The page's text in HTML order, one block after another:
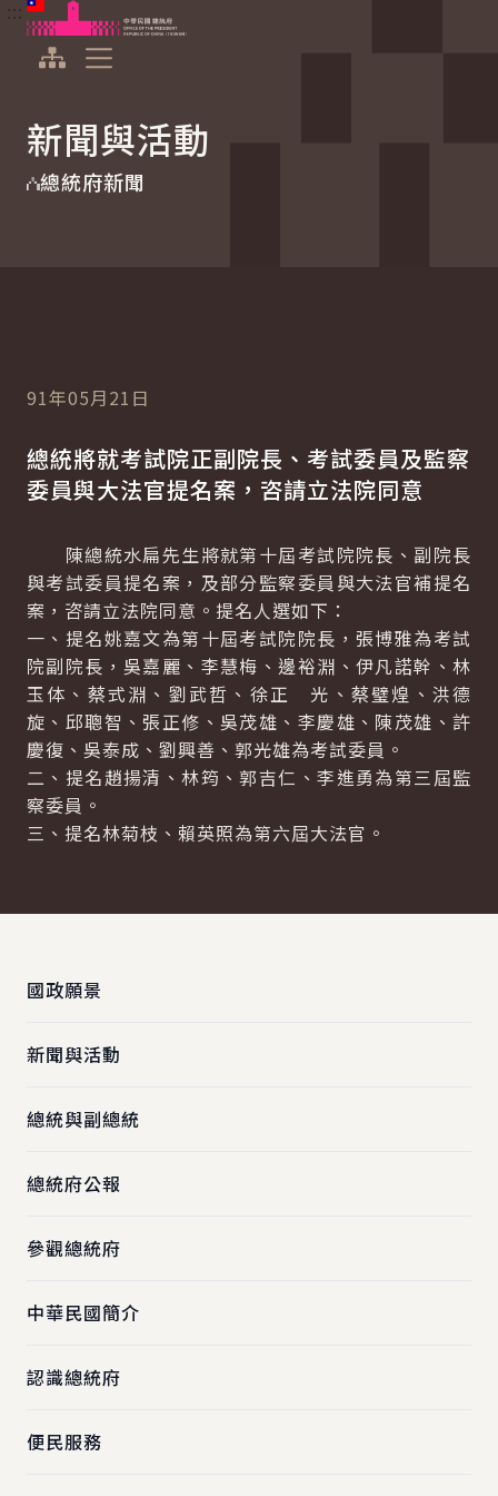
跳到主要內容
中華民國總統府
新聞與活動
總統府新聞
91年05月21日
總統將就考試院正副院長、考試委員及監察
委員與大法官提名案，咨請立法院同意
陳總統水扁先生將就第十屆考試院院長、副院長
與考試委員提名案，及部分監察委員與大法官補提名
案，咨請立法院同意。提名人選如下：
一、提名姚嘉文為第十屆考試院院長，張博雅為考試
院副院長，吳嘉麗、李慧梅、邊裕淵、伊凡諾幹、林
玉体、蔡式淵、劉武哲、徐正 光、蔡璧煌、洪德
旋、邱聰智、張正修、吳茂雄、李慶雄、陳茂雄、許
慶復、吳泰成、劉興善、郭光雄為考試委員。
二、提名趙揚清、林筠、郭吉仁、李進勇為第三屆監
察委員。
三、提名林菊枝、賴英照為第六屆大法官。
國政願景
新聞與活動
總統與副總統
總統府公報
參觀總統府
中華民國簡介
認識總統府
便民服務